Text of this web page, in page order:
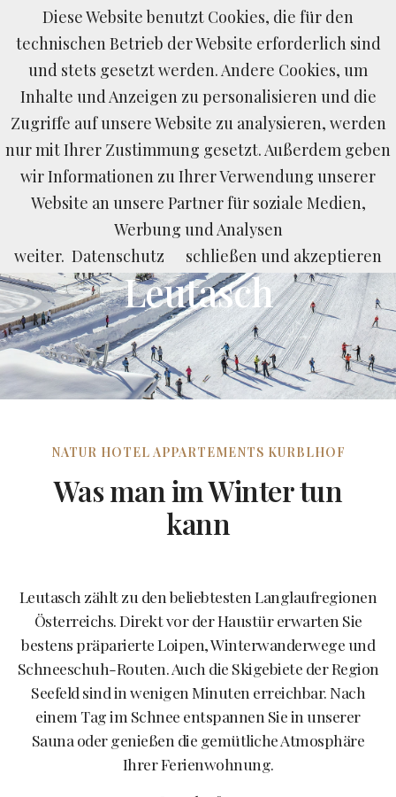
BUCHEN ANFRAGEN LAST MINUTE
Seefeld und Umgebung
Winterurlaub in
Leutasch
NATUR HOTEL APPARTEMENTS KURBLHOF
Was man im Winter tun
kann
Leutasch zählt zu den beliebtesten Langlaufregionen
Österreichs. Direkt vor der Haustür erwarten Sie
bestens präparierte Loipen, Winterwanderwege und
Schneeschuh-Routen. Auch die Skigebiete der Region
Seefeld sind in wenigen Minuten erreichbar. Nach
einem Tag im Schnee entspannen Sie in unserer
Sauna oder genießen die gemütliche Atmosphäre
Ihrer Ferienwohnung.
Diese Website benutzt Cookies, die für den
technischen Betrieb der Website erforderlich sind
und stets gesetzt werden. Andere Cookies, um
Inhalte und Anzeigen zu personalisieren und die
Zugriffe auf unsere Website zu analysieren, werden
nur mit Ihrer Zustimmung gesetzt. Außerdem geben
wir Informationen zu Ihrer Verwendung unserer
Website an unsere Partner für soziale Medien,
Werbung und Analysen
weiter. Datenschutz schließen und akzeptieren